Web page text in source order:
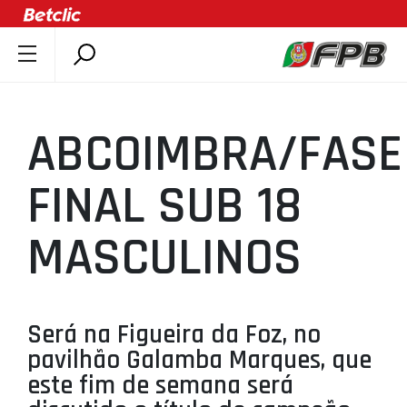
ÚLTIMAS
COMPETIÇÕES
ASSOCIAÇÕES
CLUBES
AGENTES
SELEÇÕES
MINIBASQUETE
ABCOIMBRA/FASE
FINAL SUB 18
MASCULINOS
Será na Figueira da Foz, no
pavilhão Galamba Marques, que
este fim de semana será